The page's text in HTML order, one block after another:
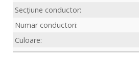
Secțiune conductor:
Numar conductori:
Culoare: